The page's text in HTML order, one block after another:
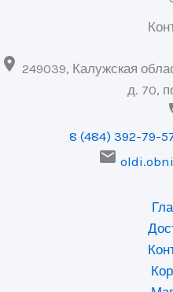
 249039, Калужская
д. 70,
8 (484) 392-79-
